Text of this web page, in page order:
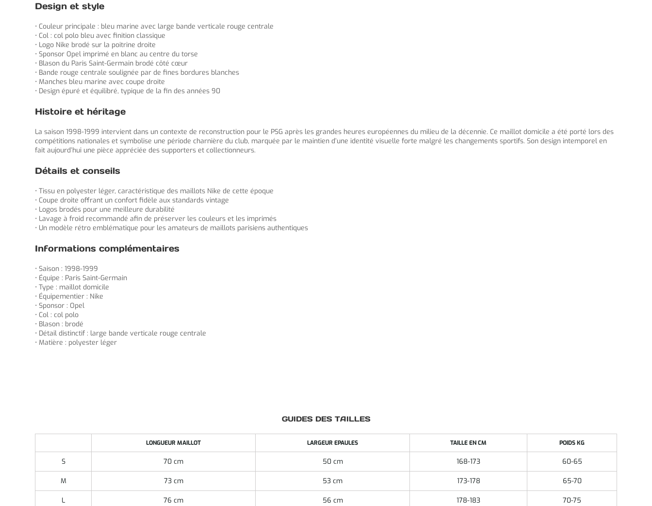
Design et style
• Couleur principale : bleu marine avec large bande verticale rouge centrale
• Col : col polo bleu avec finition classique
• Logo Nike brodé sur la poitrine droite
• Sponsor Opel imprimé en blanc au centre du torse
• Blason du Paris Saint-Germain brodé côté cœur
• Bande rouge centrale soulignée par de fines bordures blanches
• Manches bleu marine avec coupe droite
• Design épuré et équilibré, typique de la fin des années 90
Histoire et héritage
La saison 1998-1999 intervient dans un contexte de reconstruction pour le PSG après les grandes heures européennes du milieu de la décennie. Ce maillot domicile a été porté lors des
compétitions nationales et symbolise une période charnière du club, marquée par le maintien d’une identité visuelle forte malgré les changements sportifs. Son design intemporel en
fait aujourd’hui une pièce appréciée des supporters et collectionneurs.
Détails et conseils
• Tissu en polyester léger, caractéristique des maillots Nike de cette époque
• Coupe droite offrant un confort fidèle aux standards vintage
• Logos brodés pour une meilleure durabilité
• Lavage à froid recommandé afin de préserver les couleurs et les imprimés
• Un modèle rétro emblématique pour les amateurs de maillots parisiens authentiques
Informations complémentaires
• Saison : 1998-1999
• Équipe : Paris Saint-Germain
• Type : maillot domicile
• Équipementier : Nike
• Sponsor : Opel
• Col : col polo
• Blason : brodé
• Détail distinctif : large bande verticale rouge centrale
• Matière : polyester léger
GUIDES DES TAILLES
LONGUEUR MAILLOT LARGEUR EPAULES TAILLE EN CM POIDS KG
S 70 cm 50 cm 168-173 60-65
M 73 cm 53 cm 173-178 65-70
L 76 cm 56 cm 178-183 70-75